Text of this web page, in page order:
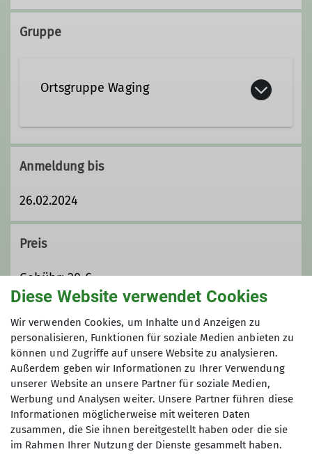
+49 8681 479360
Qualifikationen
Indoor
Routenbauer*in Breitensport
Gruppe
Ortsgruppe Waging
Anmeldung bis
26.02.2024
Preis
Gebühr: 20 €
Maximale Teilnehmeranzahl
6
Diese Website verwendet Cookies
Wir verwenden Cookies, um Inhalte und Anzeigen zu
personalisieren, Funktionen für soziale Medien anbieten zu
können und Zugriffe auf unsere Website zu analysieren.
Außerdem geben wir Informationen zu Ihrer Verwendung
unserer Website an unsere Partner für soziale Medien,
Werbung und Analysen weiter. Unsere Partner führen diese
Informationen möglicherweise mit weiteren Daten
zusammen, die Sie ihnen bereitgestellt haben oder die sie
im Rahmen Ihrer Nutzung der Dienste gesammelt haben.